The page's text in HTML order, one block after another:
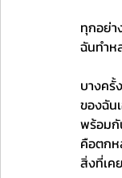
ทุกอย่า
ฉันทำห
บางครั้
ของฉัน
พร้อมกั
คือตกห
สิ่งที่เค